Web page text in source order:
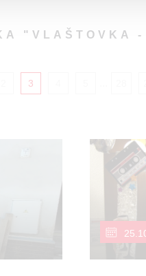
"VLAŠTOVKA
3